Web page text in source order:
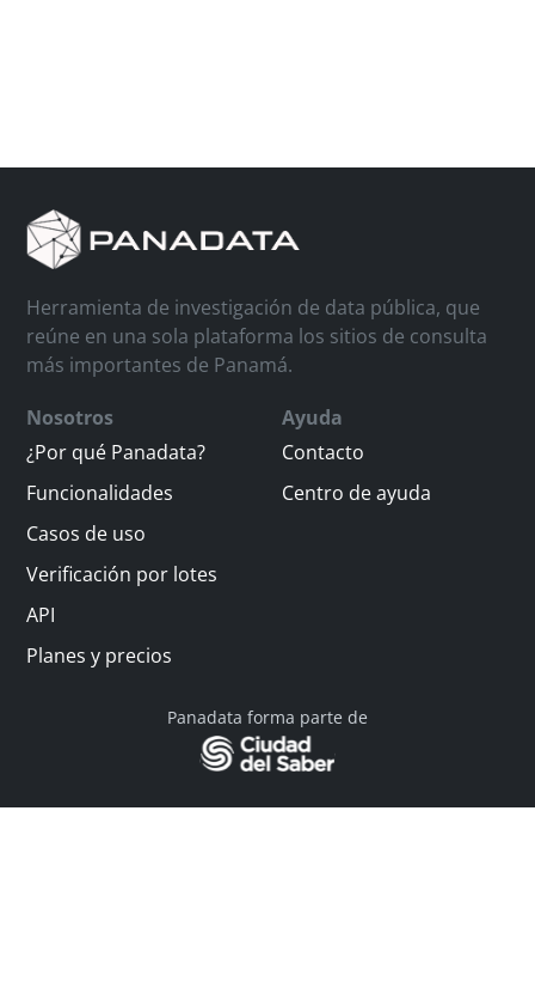
Herramienta de investigación de data pública, que
reúne en una sola plataforma los sitios de consulta
más importantes de Panamá.
Nosotros
¿Por qué Panadata?
Funcionalidades
Casos de uso
Verificación por lotes
API
Planes y precios
Ayuda
Contacto
Centro de ayuda
Panadata forma parte de